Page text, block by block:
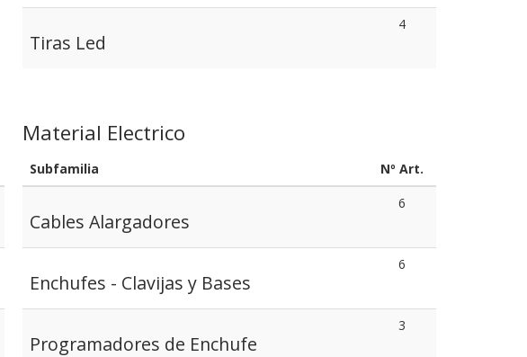
Tiras Led
4
Material Electrico
Subfamilia Nº Art.
Cables Alargadores
6
Enchufes - Clavijas y Bases
6
Programadores de Enchufe
3